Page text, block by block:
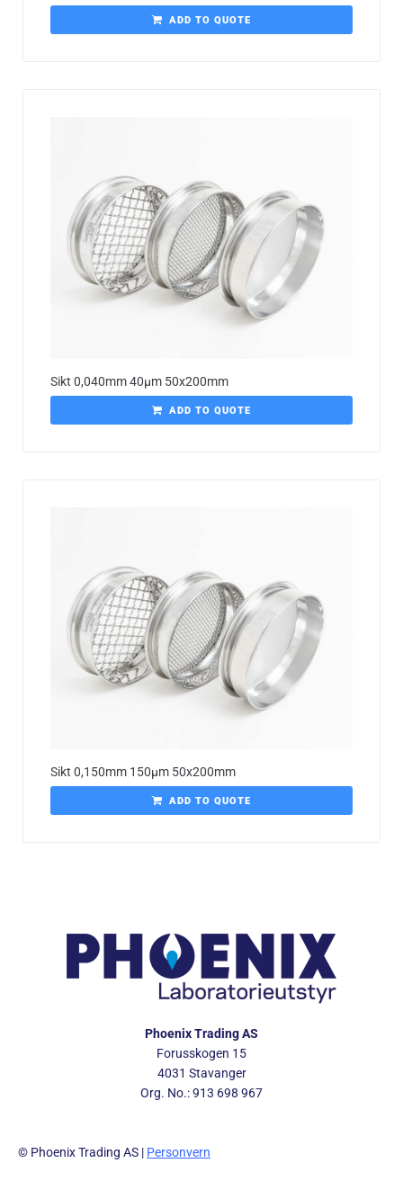
ADD TO QUOTE
Sikt 0,040mm 40µm 50x200mm
ADD TO QUOTE
Sikt 0,150mm 150µm 50x200mm
ADD TO QUOTE
Phoenix Trading AS
Forusskogen 15
4031 Stavanger
Org. No.: 913 698 967
© Phoenix Trading AS | Personvern